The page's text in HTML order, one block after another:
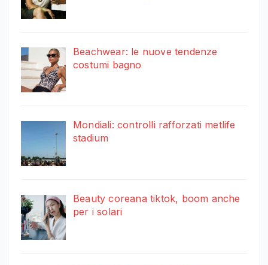
Beachwear: le nuove tendenze
costumi bagno
Mondiali: controlli rafforzati metlife
stadium
Beauty coreana tiktok, boom anche
per i solari